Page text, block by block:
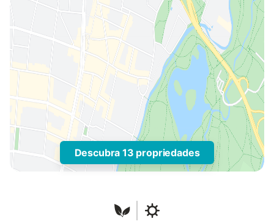
Descubra 13 propriedades